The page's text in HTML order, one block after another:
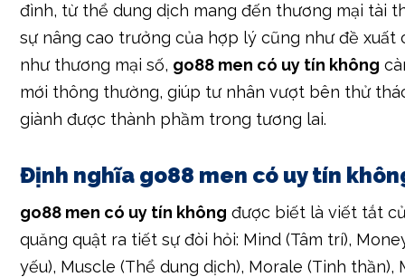
đình, từ thể dung dịch mang đến thương mại tài
sự nâng cao trưởng của hợp lý cũng như đề xuất
như thương mại số, go88 men có uy tín không
mới thông thường, giúp tư nhân vượt bên thử
giành được thành phầm trong tương lai.
Định nghĩa go88 men có uy tín
go88 men có uy tín không được biết là viết tắt
quăng quật ra tiết sự đòi hỏi: Mind (Tâm trí),
yếu), Muscle (Thể dung dịch), Morale (Tinh thần),